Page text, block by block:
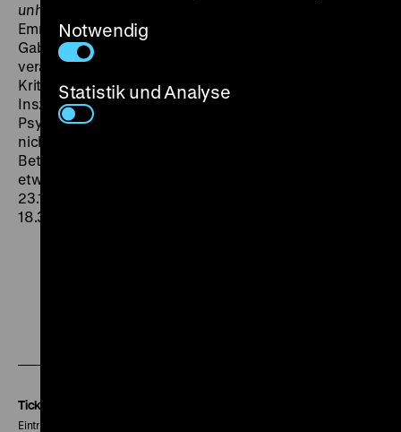
unhappy happy end
Emmerich und sein Assistent Klaus Voswinckel hatten
Gabriele Wohmanns Drehbuch in einer Weise
verändert, die der Autorin wenig behagte. Manch
Kritiker wunderte sich warum: „In Emmerichs
Inszenierung (…) geriet das Spiel zu einem glänzenden
Psychogramm der Vergeblichkeit, in dem der Humor
nicht zu kurz kam. Die Sache hatte bei aller
Betroffenheit Witz – wann sieht man schon mal so
etwas im Fernsehen.“ (T.T.,
23.1.1975). (gym) MI 15.04. um 20 Uhr + SO 19.04. um
18.30 Uhr · Einführung: Jan Gympel
Tickets
Eintritt 5 €
Notwendig
Statistik und Analyse